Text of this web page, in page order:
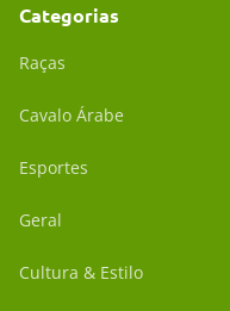
Categorias
Raças
Cavalo Árabe
Esportes
Geral
Cultura & Estilo